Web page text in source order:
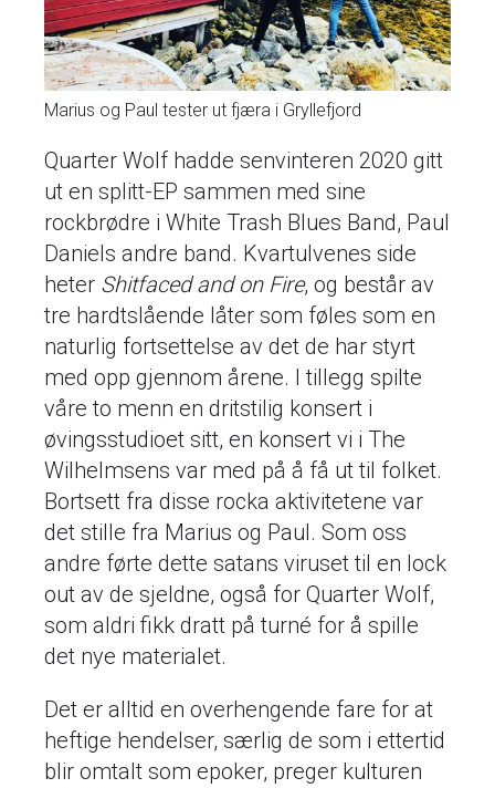
Marius og Paul tester ut fjæra i Gryllefjord
Quarter Wolf hadde senvinteren 2020 gitt
ut en splitt-EP sammen med sine
rockbrødre i White Trash Blues Band, Paul
Daniels andre band. Kvartulvenes side
heter Shitfaced and on Fire, og består av
tre hardtslående låter som føles som en
naturlig fortsettelse av det de har styrt
med opp gjennom årene. I tillegg spilte
våre to menn en dritstilig konsert i
øvingsstudioet sitt, en konsert vi i The
Wilhelmsens var med på å få ut til folket.
Bortsett fra disse rocka aktivitetene var
det stille fra Marius og Paul. Som oss
andre førte dette satans viruset til en lock
out av de sjeldne, også for Quarter Wolf,
som aldri fikk dratt på turné for å spille
det nye materialet.
Det er alltid en overhengende fare for at
heftige hendelser, særlig de som i ettertid
blir omtalt som epoker, preger kulturen